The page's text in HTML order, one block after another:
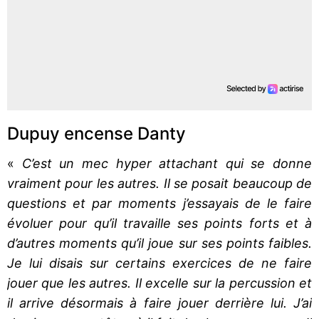
Dupuy encense Danty
« C’est un mec hyper attachant qui se donne
vraiment pour les autres. Il se posait beaucoup de
questions et par moments j’essayais de le faire
évoluer pour qu’il travaille ses points forts et à
d’autres moments qu’il joue sur ses points faibles.
Je lui disais sur certains exercices de ne faire
jouer que les autres. Il excelle sur la percussion et
il arrive désormais à faire jouer derrière lui. J’ai